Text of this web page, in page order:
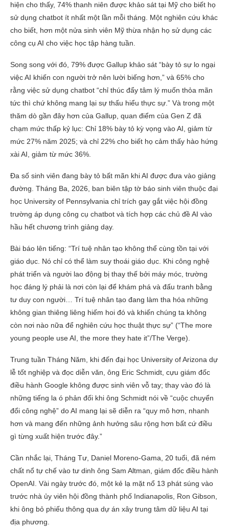
hiện cho thấy, 74% thanh niên được khảo sát tại Mỹ cho biết họ
sử dụng chatbot ít nhất một lần mỗi tháng. Một nghiên cứu khác
cho biết, hơn một nửa sinh viên Mỹ thừa nhận họ sử dụng các
công cụ AI cho việc học tập hàng tuần.
Song song với đó, 79% được Gallup khảo sát “bày tỏ sự lo ngại
việc AI khiến con người trở nên lười biếng hơn,” và 65% cho
rằng việc sử dụng chatbot “chỉ thúc đẩy tâm lý muốn thỏa mãn
tức thì chứ không mang lại sự thấu hiểu thực sự.” Và trong một
thăm dò ​gần đây hơn của Gallup, quan điểm của Gen Z đã
chạm mức thấp kỷ lục: Chỉ 18% bày tỏ kỳ vọng vào AI, giảm từ
mức 27% năm 2025; và chỉ 22% cho biết họ cảm thấy hào hứng
xài AI, giảm từ mức 36%.
Đa số sinh viên đang bày tỏ bất mãn khi AI được đưa vào giảng
đường. Tháng Ba, 2026, ban biên tập tờ báo sinh viên thuộc đại
học University of Pennsylvania chỉ trích gay gắt việc hội đồng
trường áp dụng công cụ chatbot và tích hợp các chủ đề AI vào
hầu hết chương trình giảng dạy.
Bài báo lên tiếng: “Trí tuệ nhân tạo không thể cùng tồn tại với
giáo dục. Nó chỉ có thể làm suy thoái giáo dục. Khi công nghệ
phát triển và người lao động bị thay thế bởi máy móc, trường
học đáng lý phải là nơi còn lại để khám phá và đấu tranh bằng
tư duy con người… Trí tuệ nhân tạo đang làm tha hóa những
không gian thiêng liêng hiếm hoi đó và khiến chúng ta không
còn nơi nào nữa để nghiên cứu học thuật thực sự” (“The more
young people use AI, the more they hate it”/The Verge).
Trung tuần Tháng Năm, khi đến đại học University of Arizona dự
lễ tốt nghiệp và đọc diễn văn, ông Eric Schmidt, cựu giám đốc
điều hành Google không được sinh viên vỗ tay; thay vào đó là
những tiếng la ó phản đối khi ông Schmidt nói về “cuộc chuyển
đổi công nghệ” do AI mang lại sẽ diễn ra “quy mô hơn, nhanh
hơn và mang đến những ảnh hưởng sâu rộng hơn bất cứ điều
gì từng xuất hiện trước đây.”
Cần nhắc lại, Tháng Tư, Daniel Moreno-Gama, 20 tuổi, đã ném
chất nổ tự chế vào tư dinh ông Sam Altman, giám đốc điều hành
OpenAI. Vài ngày trước đó, một kẻ lạ mặt nổ 13 phát súng vào
trước nhà ủy viên hội đồng thành phố Indianapolis, Ron Gibson,
khi ông bỏ phiếu thông qua dự án xây trung tâm dữ liệu AI tại
địa phương.